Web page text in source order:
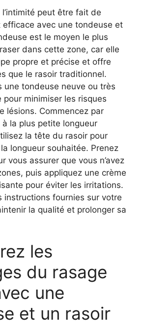
peut être fait de
efficace avec une tondeuse et
est le moyen le plus
dans cette zone, car elle
propre et précise et offre
que le rasoir traditionnel.
une tondeuse neuve ou très
pour minimiser les risques
lésions. Commencez par
à la plus petite longueur
la tête du rasoir pour
longueur souhaitée. Prenez
vous assurer que vous n’avez
puis appliquez une crème
pour éviter les irritations.
instructions fournies sur votre
la qualité et prolonger sa
les
du rasage
une
et un rasoir